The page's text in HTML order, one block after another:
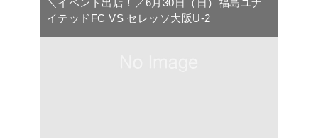
＼イベント出店！／6月30日（日）福島ユナ
イテッドFC VS セレッソ大阪U-2